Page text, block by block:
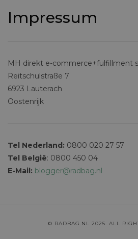
Impressum
MH direkt e-commerce+fulfillment
Reitschulstraße 7
6923 Lauterach
Oostenrijk
Tel Nederland: 0800 020 27 57
Tel België: 0800 450 04
E-Mail: blogger@radbag.nl
© RADBAG.NL 2025. ALL